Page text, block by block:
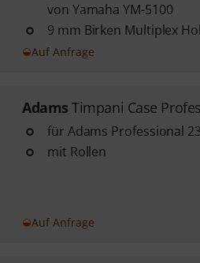
von Yamaha YM-5100
9 mm Birken Multiplex
Auf Anfrage
Adams Timpani Case
für Adams Professional
mit Rollen
Auf Anfrage